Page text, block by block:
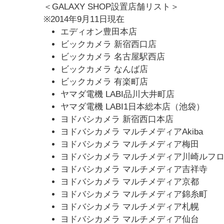
＜GALAXY SHOP設置店舗リスト＞
※2014年9月11日現在
エディオン豊田本店
ビックカメラ 新宿西口店
ビックカメラ 名古屋駅西店
ビックカメラ なんば店
ビックカメラ 有楽町店
ヤマダ電機 LABI品川大井町店
ヤマダ電機 LABI1日本総本店（池袋）
ヨドバシカメラ 新宿西口本店
ヨドバシカメラ マルチメディアAkiba
ヨドバシカメラ マルチメディア梅田
ヨドバシカメラ マルチメディア川崎ルフ
ヨドバシカメラ マルチメディア吉祥寺
ヨドバシカメラ マルチメディア京都
ヨドバシカメラ マルチメディア錦糸町
ヨドバシカメラ マルチメディア札幌
ヨドバシカメラ マルチメディア仙台